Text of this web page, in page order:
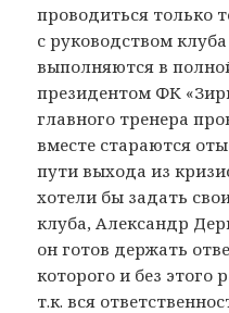
проводиться только
с руководством
выполняются в
президентом ФК
главного тренера
вместе стараются
пути выхода из
хотели бы задать
клуба, Александр
он готов держать
которого и без этого
т.к. вся